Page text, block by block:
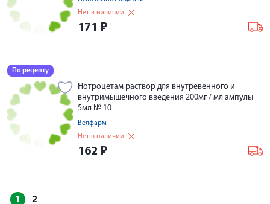
Нет в наличии
171 ₽
По рецепту
Нотроцетам раствор для внутревенного и
внутримышечного введения 200мг / мл ампулы
5мл № 10
Велфарм
Нет в наличии
162 ₽
1 2